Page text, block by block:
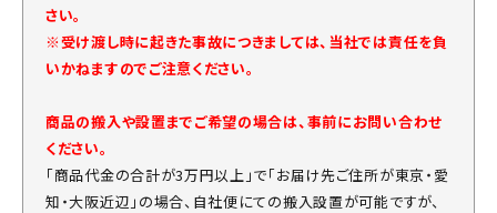
さい。
※受け渡し時に起きた事故につきましては、当社では責任を負
いかねますのでご注意ください。
商品の搬入や設置までご希望の場合は、事前にお問い合わせ
ください。
「商品代金の合計が3万円以上」で「お届け先ご住所が東京・愛
知・大阪近辺」の場合、自社便にての搬入設置が可能ですが、